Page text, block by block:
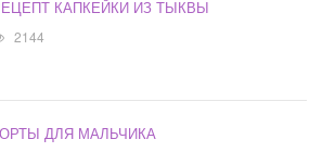
КАПКЕЙКИ ИЗ ТЫКВЫ
2144
ДЛЯ МАЛЬЧИКА